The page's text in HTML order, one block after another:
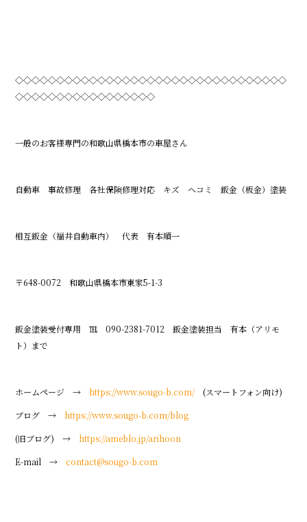
◇◇◇◇◇◇◇◇◇◇◇◇◇◇◇◇◇◇◇◇◇◇◇◇◇◇◇◇◇◇◇◇◇
◇◇◇◇◇◇◇◇◇◇◇◇◇◇◇◇◇
一般のお客様専門の和歌山県橋本市の車屋さん
自動車 事故修理 各社保険修理対応 キズ ヘコミ 鈑金（板金）塗装
相互鈑金（福井自動車内） 代表 有本順一
〒648-0072 和歌山県橋本市東家5-1-3
鈑金塗装受付専用 ℡ 090-2381-7012 鈑金塗装担当 有本（アリモ
ト）まで
ホームページ → https://www.sougo-b.com/ (スマートフォン向け)
ブログ → https://www.sougo-b.com/blog
(旧ブログ) → https://ameblo.jp/arihoon
E-mail →contact@sougo-b.com